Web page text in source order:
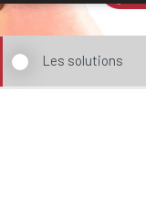
Les solutions